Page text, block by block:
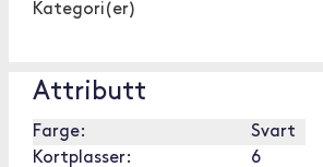
Kategori(er)
Attributt
Farge:
Svart
Kortplasser:
6